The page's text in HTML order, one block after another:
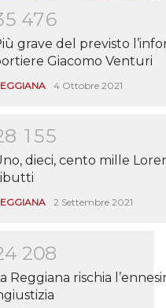
5 476
grave del previsto
Giacomo Venturi
4 Ottobre 2021
8 1 55
dieci, cento mille
2 Settembre 2021
4 208
Reggiana rischia